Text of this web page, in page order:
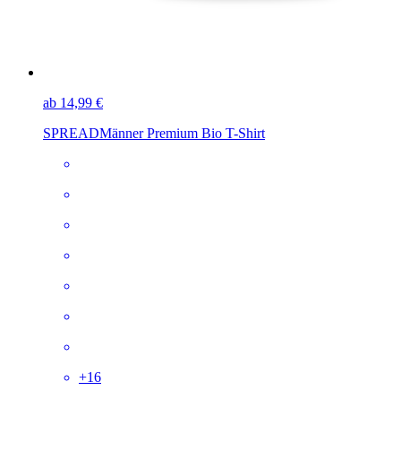
ab 14,99 €
SPREADMänner Premium Bio T-Shirt
+16